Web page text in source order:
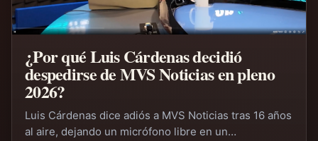
¿Por qué Luis Cárdenas decidió
despedirse de MVS Noticias en pleno
2026?
Luis Cárdenas dice adiós a MVS Noticias tras 16 años
al aire, dejando un micrófono libre en un…